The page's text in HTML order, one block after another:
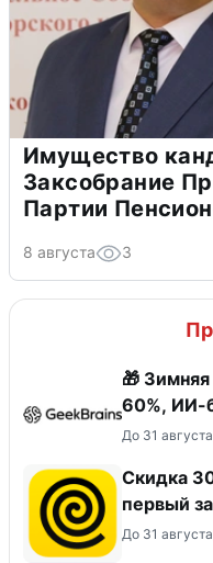
Имущество
Заксобрание
Партии
8 августа 3
🎁
60%, ИИ-
До 31
Скидка
первый
До 31